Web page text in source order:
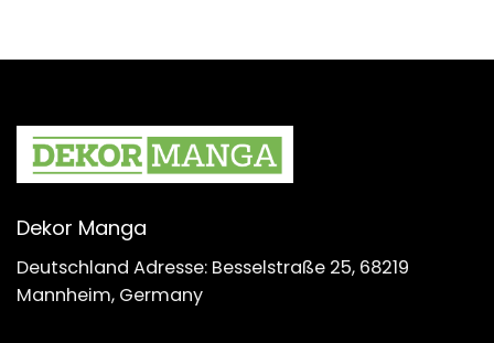
Dekor Manga
Deutschland Adresse: Besselstraße 25, 68219
Mannheim, Germany